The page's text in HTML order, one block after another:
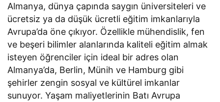
Almanya, dünya çapında saygın üniversiteleri ve
ücretsiz ya da düşük ücretli eğitim imkanlarıyla
Avrupa’da öne çıkıyor. Özellikle mühendislik, fen
ve beşeri bilimler alanlarında kaliteli eğitim almak
isteyen öğrenciler için ideal bir adres olan
Almanya’da, Berlin, Münih ve Hamburg gibi
şehirler zengin sosyal ve kültürel imkanlar
sunuyor. Yaşam maliyetlerinin Batı Avrupa